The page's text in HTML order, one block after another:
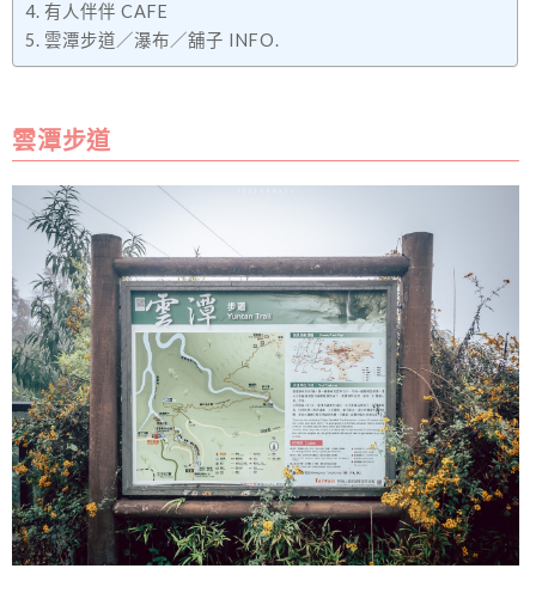
有人伴伴 CAFE
雲潭步道／瀑布／舖子 INFO.
雲潭步道